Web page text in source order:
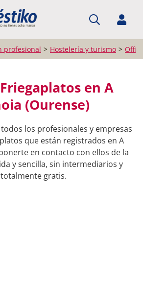
profesional Hostelería y turismo
en A
(Ourense)
los profesionales y empresas
que están registrados en A
en contacto con ellos de la
y sencilla, sin intermediarios y
totalmente gratis.